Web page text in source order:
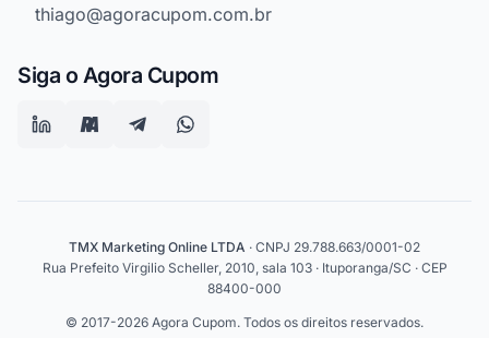
thiago@agoracupom.com.br
Siga o Agora Cupom
TMX Marketing Online LTDA · CNPJ 29.788.663/0001-02
Rua Prefeito Virgilio Scheller, 2010, sala 103 · Ituporanga/SC · CEP
88400-000
© 2017-2026 Agora Cupom. Todos os direitos reservados.